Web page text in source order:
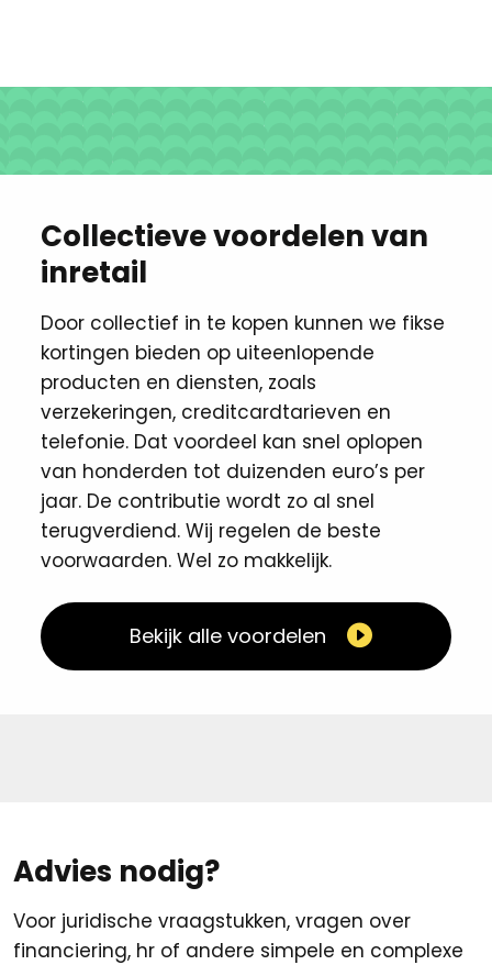
Collectieve voordelen van
inretail
Door collectief in te kopen kunnen we fikse
kortingen ​bieden op uiteenlopende
producten en diensten, zoals
verzekeringen, creditcardtarieven en
telefonie. Dat voordeel kan snel oplopen
van honderden tot duizenden euro’s per
jaar. De contributie wordt zo al snel
terugverdiend. Wij regelen de beste
voorwaarden. Wel zo makkelijk. ​
Bekijk alle voordelen
Advies nodig?
Voor juridische vraagstukken, vragen over
financiering, hr of andere simpele en complexe